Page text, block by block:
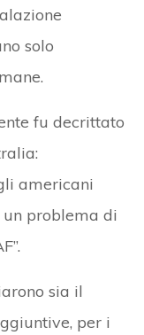
solo
fu decrittato
americani
problema di
sia il
per i